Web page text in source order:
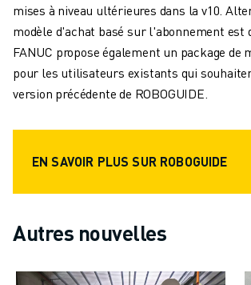
mises à niveau ultérieures dans la v10.
modèle d'achat basé sur l'abonnement est
FANUC propose également un package de
pour les utilisateurs existants qui
version précédente de ROBOGUIDE.
EN SAVOIR PLUS SUR ROBOGUIDE
Autres nouvelles